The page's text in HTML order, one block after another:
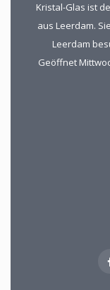
Kristal-Glas ist
aus Leerdam.
Leerdam
Geöffnet